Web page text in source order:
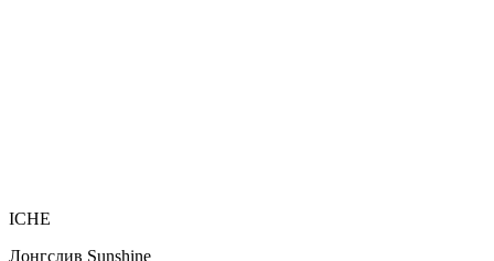
ICHE
Лонгслив Sunshine